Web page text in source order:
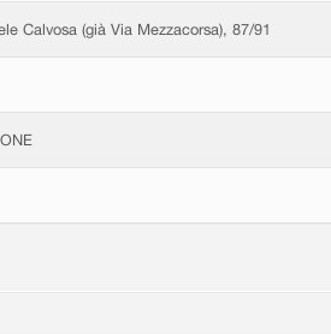
Calvosa (già Via Mezzacorsa), 87/91